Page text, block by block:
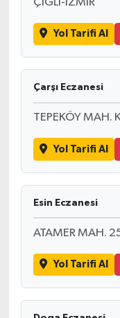
Yol Tarifi Al
Çarşı Eczanesi
TEPEKÖY MAH.
Yol Tarifi Al
Esin Eczanesi
ATAMER MAH.
Yol Tarifi Al